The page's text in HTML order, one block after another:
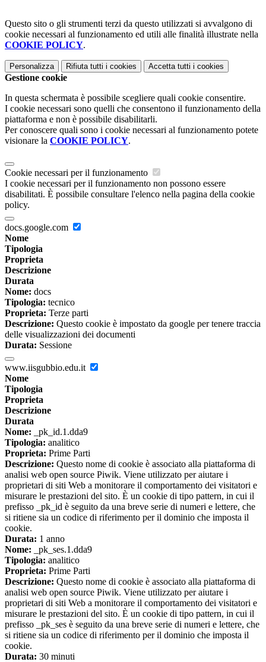
Questo sito o gli strumenti terzi da questo utilizzati si avvalgono di
cookie necessari al funzionamento ed utili alle finalità illustrate nella
COOKIE POLICY.
Personalizza Rifiuta tutti i cookies Accetta tutti i cookies
Gestione cookie
In questa schermata è possibile scegliere quali cookie consentire.
I cookie necessari sono quelli che consentono il funzionamento della
piattaforma e non è possibile disabilitarli.
Per conoscere quali sono i cookie necessari al funzionamento potete
visionare la COOKIE POLICY.
Cookie necessari per il funzionamento
I cookie necessari per il funzionamento non possono essere
disabilitati. È possibile consultare l'elenco nella pagina della cookie
policy.
docs.google.com
Nome
Tipologia
Proprieta
Descrizione
Durata
Nome: docs
Tipologia: tecnico
Proprieta: Terze parti
Descrizione: Questo cookie è impostato da google per tenere traccia
delle visualizzazioni dei documenti
Durata: Sessione
www.iisgubbio.edu.it
Nome
Tipologia
Proprieta
Descrizione
Durata
Nome: _pk_id.1.dda9
Tipologia: analitico
Proprieta: Prime Parti
Descrizione: Questo nome di cookie è associato alla piattaforma di
analisi web open source Piwik. Viene utilizzato per aiutare i
proprietari di siti Web a monitorare il comportamento dei visitatori e
misurare le prestazioni del sito. È un cookie di tipo pattern, in cui il
prefisso _pk_id è seguito da una breve serie di numeri e lettere, che
si ritiene sia un codice di riferimento per il dominio che imposta il
cookie.
Durata: 1 anno
Nome: _pk_ses.1.dda9
Tipologia: analitico
Proprieta: Prime Parti
Descrizione: Questo nome di cookie è associato alla piattaforma di
analisi web open source Piwik. Viene utilizzato per aiutare i
proprietari di siti Web a monitorare il comportamento dei visitatori e
misurare le prestazioni del sito. È un cookie di tipo pattern, in cui il
prefisso _pk_ses è seguito da una breve serie di numeri e lettere, che
si ritiene sia un codice di riferimento per il dominio che imposta il
cookie.
Durata: 30 minuti